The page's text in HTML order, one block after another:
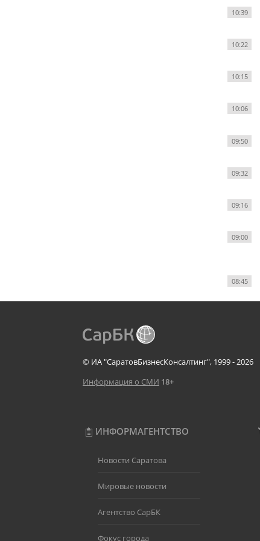
10:39
10:22
10:15
10:06
09:50
09:32
09:16
09:00
08:45
© ИА "СаратовБизнесКонсалтинг", 1999 - 2026
Информация о СМИ 18+
ИНФОРМАГЕНТСТВО
Новости Саратова
Мировые новости
Агентство СарБК
Фокус города